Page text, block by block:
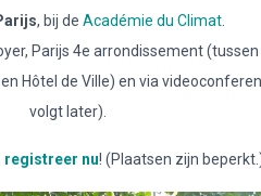
, bij deAcadémie du Climat
Parijs 4e arrondissement
Hôtel de Ville) en via
volgt later).
registreer nu! (Plaatsen zijn